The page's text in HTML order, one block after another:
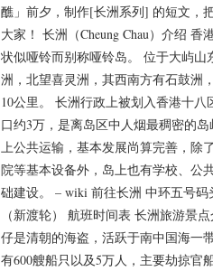
醮」前夕，制作[长洲系列] 的短文，
大家！ 长洲（Cheung Chau）介绍 香
状似哑铃而别称哑铃岛。 位于大屿山
洲，北望喜灵洲，其西南方有石鼓洲
10公里。 长洲行政上被划入香港十八
口约3万，是离岛区中人烟最稠密的
上公共运输，基本发展尚算完善，除
院等基本设备外，岛上也有学校、公
础建设。 – wiki 前往长洲 中环五号码
（新渡轮） 航班时间表 长洲旅游景
仔是清朝的海盗，活跃于南中国海一
有600艘船只以及5万人，主要劫掠官